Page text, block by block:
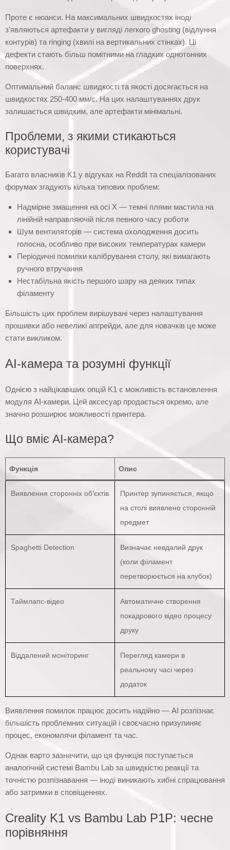
Проте є нюанси. На максимальних швидкостях іноді
з’являються артефакти у вигляді легкого ghosting (відлуння
контурів) та ringing (хвилі на вертикальних стінках). Ці
дефекти стають більш помітними на гладких однотонних
поверхнях.
Оптимальний баланс швидкості та якості досягається на
швидкостях 250-400 мм/с. На цих налаштуваннях друк
залишається швидким, але артефакти мінімальні.
Проблеми, з якими стикаються
користувачі
Багато власників K1 у відгуках на Reddit та спеціалізованих
форумах згадують кілька типових проблем:
Надмірне змащення на осі X — темні плями мастила на
лінійній направляючій після певного часу роботи
Шум вентиляторів — система охолодження досить
голосна, особливо при високих температурах камери
Періодичні помилки калібрування столу, які вимагають
ручного втручання
Нестабільна якість першого шару на деяких типах
філаменту
Більшість цих проблем вирішувані через налаштування
прошивки або невеликі апгрейди, але для новачків це може
стати викликом.
AI-камера та розумні функції
Однією з найцікавіших опцій K1 є можливість встановлення
модуля AI-камери. Цей аксесуар продається окремо, але
значно розширює можливості принтера.
Що вміє AI-камера?
Функція Опис
Виявлення сторонніх об’єктів
Принтер зупиняється, якщо
на столі виявлено сторонній
предмет
Spaghetti Detection
Визначає невдалий друк
(коли філамент
перетворюється на клубок)
Таймлапс-відео
Автоматичне створення
покадрового відео процесу
друку
Віддалений моніторинг
Перегляд камери в
реальному часі через
додаток
Виявлення помилок працює досить надійно — AI розпізнає
більшість проблемних ситуацій і своєчасно призупиняє
процес, економлячи філамент та час.
Однак варто зазначити, що ця функція поступається
аналогічній системі Bambu Lab за швидкістю реакції та
точністю розпізнавання — іноді виникають хибні спрацювання
або затримки в сповіщеннях.
Creality K1 vs Bambu Lab P1P: чесне
порівняння